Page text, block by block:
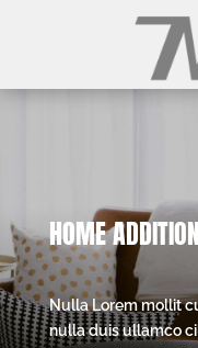
HOME
Nulla Lorem mollit
nulla duis ullamco